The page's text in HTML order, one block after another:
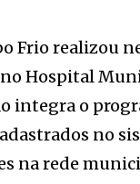
Frio realizou
Hospital
integra o
no
na rede